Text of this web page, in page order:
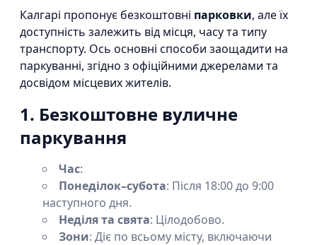
Калгарі пропонує безкоштовні парковки, але їх
доступність залежить від місця, часу та типу
транспорту. Ось основні способи заощадити на
паркуванні, згідно з офіційними джерелами та
досвідом місцевих жителів.
1. Безкоштовне вуличне
паркування
Час:
Понеділок–субота: Після 18:00 до 9:00
наступного дня.
Неділя та свята: Цілодобово.
Зони: Діє по всьому місту, включаючи